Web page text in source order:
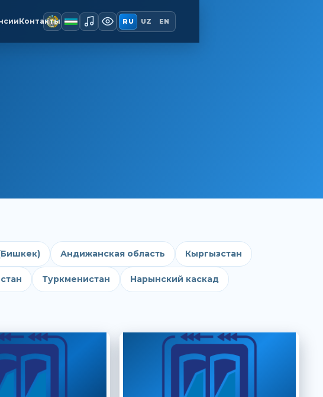
Контакты RU UZ EN
Андижанская область Кыргызстан
Туркменистан Нарынский каскад